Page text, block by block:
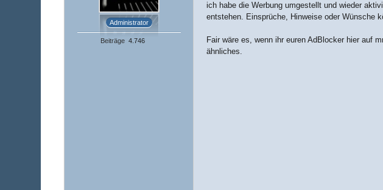
Administrator
Beiträge 4.746
ich habe die Werbung umgestellt und wieder
entstehen. Einsprüche, Hinweise oder Wünsche
Fair wäre es, wenn ihr euren AdBlocker hier auf
ähnliches.